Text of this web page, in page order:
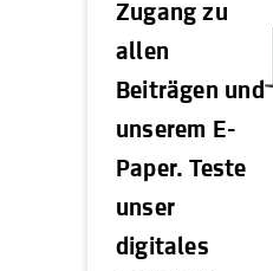
Zugang zu
allen
Beiträgen und
unserem E-
Paper. Teste
unser
digitales